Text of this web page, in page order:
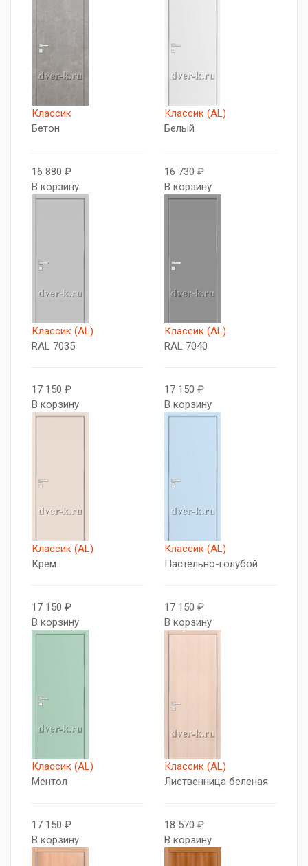
Классик
Бетон
16 880 ₽
В корзину
Классик (AL)
Белый
16 730 ₽
В корзину
Классик (AL)
RAL 7035
17 150 ₽
В корзину
Классик (AL)
RAL 7040
17 150 ₽
В корзину
Классик (AL)
Крем
17 150 ₽
В корзину
Классик (AL)
Пастельно-голубой
17 150 ₽
В корзину
Классик (AL)
Ментол
17 150 ₽
В корзину
Классик (AL)
Лиственница беленая
18 570 ₽
В корзину